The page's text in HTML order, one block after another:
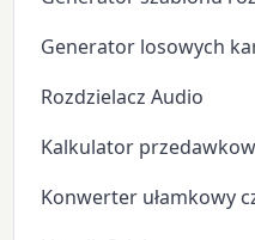
Generator losowych
Rozdzielacz Audio
Kalkulator
Konwerter ułamkowy